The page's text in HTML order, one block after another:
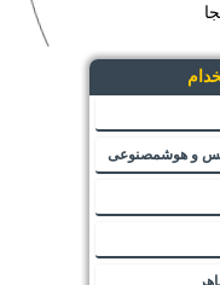
و هوشمصنوعی